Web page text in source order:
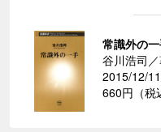
常識外の一
谷川浩司
2015/12/11
660円（税